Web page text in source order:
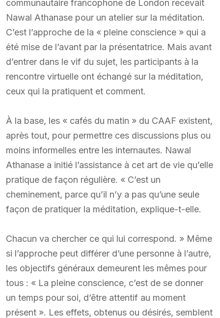
communautaire francophone de London recevait
Nawal Athanase pour un atelier sur la méditation.
C’est l’approche de la « pleine conscience » qui a
été mise de l’avant par la présentatrice. Mais avant
d’entrer dans le vif du sujet, les participants à la
rencontre virtuelle ont échangé sur la méditation,
ceux qui la pratiquent et comment.
À la base, les « cafés du matin » du CAAF existent,
après tout, pour permettre ces discussions plus ou
moins informelles entre les internautes. Nawal
Athanase a initié l’assistance à cet art de vie qu’elle
pratique de façon régulière. « C’est un
cheminement, parce qu’il n’y a pas qu’une seule
façon de pratiquer la méditation, explique-t-elle.
Chacun va chercher ce qui lui correspond. » Même
si l’approche peut différer d’une personne à l’autre,
les objectifs généraux demeurent les mêmes pour
tous : « La pleine conscience, c’est de se donner
un temps pour soi, d’être attentif au moment
présent ». Les effets, obtenus ou désirés, semblent